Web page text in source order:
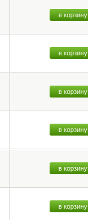
в корзину
в корзину
в корзину
в корзину
в корзину
в корзину